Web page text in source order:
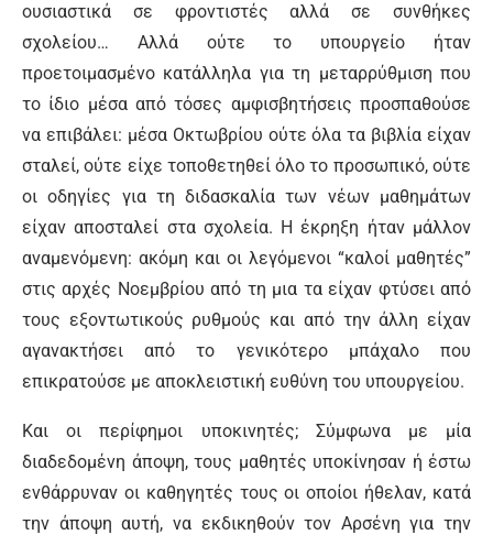
ουσιαστικά σε φροντιστές αλλά σε συνθήκες
σχολείου… Αλλά ούτε το υπουργείο ήταν
προετοιμασμένο κατάλληλα για τη μεταρρύθμιση που
το ίδιο μέσα από τόσες αμφισβητήσεις προσπαθούσε
να επιβάλει: μέσα Οκτωβρίου ούτε όλα τα βιβλία είχαν
σταλεί, ούτε είχε τοποθετηθεί όλο το προσωπικό, ούτε
οι οδηγίες για τη διδασκαλία των νέων μαθημάτων
είχαν αποσταλεί στα σχολεία. Η έκρηξη ήταν μάλλον
αναμενόμενη: ακόμη και οι λεγόμενοι “καλοί μαθητές”
στις αρχές Νοεμβρίου από τη μια τα είχαν φτύσει από
τους εξοντωτικούς ρυθμούς και από την άλλη είχαν
αγανακτήσει από το γενικότερο μπάχαλο που
επικρατούσε με αποκλειστική ευθύνη του υπουργείου.
Και οι περίφημοι υποκινητές; Σύμφωνα με μία
διαδεδομένη άποψη, τους μαθητές υποκίνησαν ή έστω
ενθάρρυναν οι καθηγητές τους οι οποίοι ήθελαν, κατά
την άποψη αυτή, να εκδικηθούν τον Αρσένη για την